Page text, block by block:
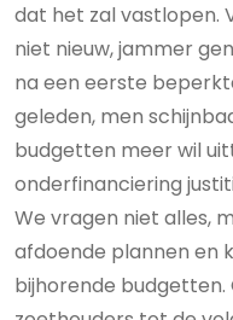
dat het zal vastlopen.
niet nieuw, jammer
na een eerste
geleden, men
budgetten meer wil
onderfinanciering
We vragen niet alles,
afdoende plannen en
bijhorende budgetten.